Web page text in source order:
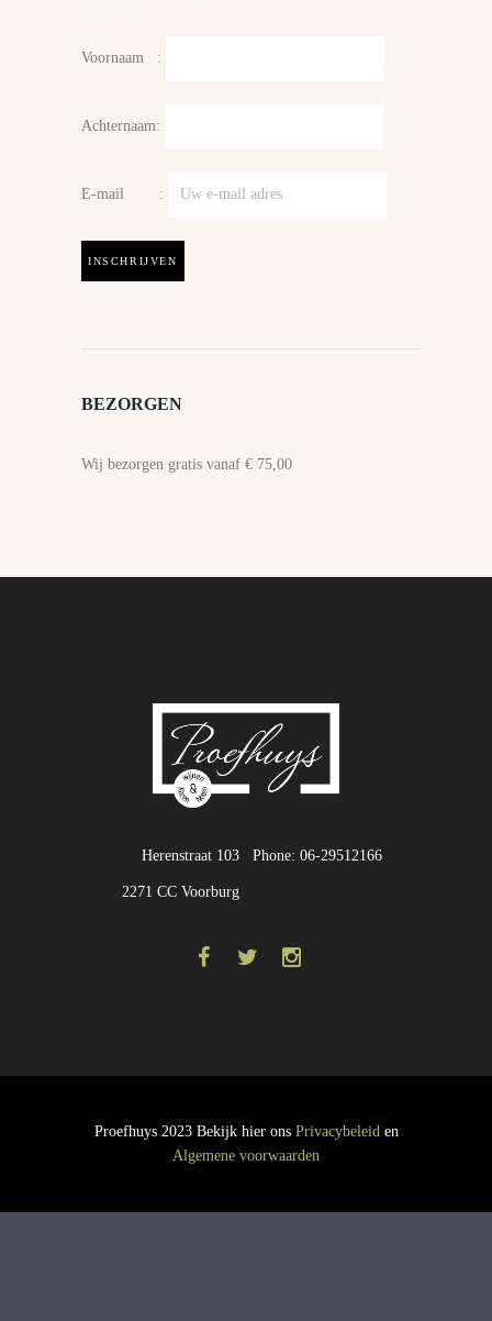
Voornaam :
Achternaam:
E-mail :
BEZORGEN
Wij bezorgen gratis vanaf € 75,00
Phone: 06-29512166
Herenstraat 103
2271 CC Voorburg
Proefhuys 2023 Bekijk hier ons Privacybeleid en
Algemene voorwaarden